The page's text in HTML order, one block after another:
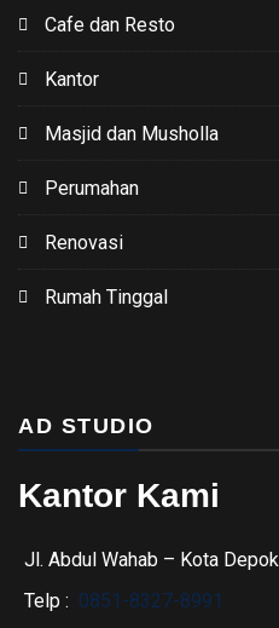
Cafe dan Resto
Kantor
Masjid dan Musholla
Perumahan
Renovasi
Rumah Tinggal
AD STUDIO
Kantor Kami
Jl. Abdul Wahab – Kota Depok
Telp : 0851-8327-8991